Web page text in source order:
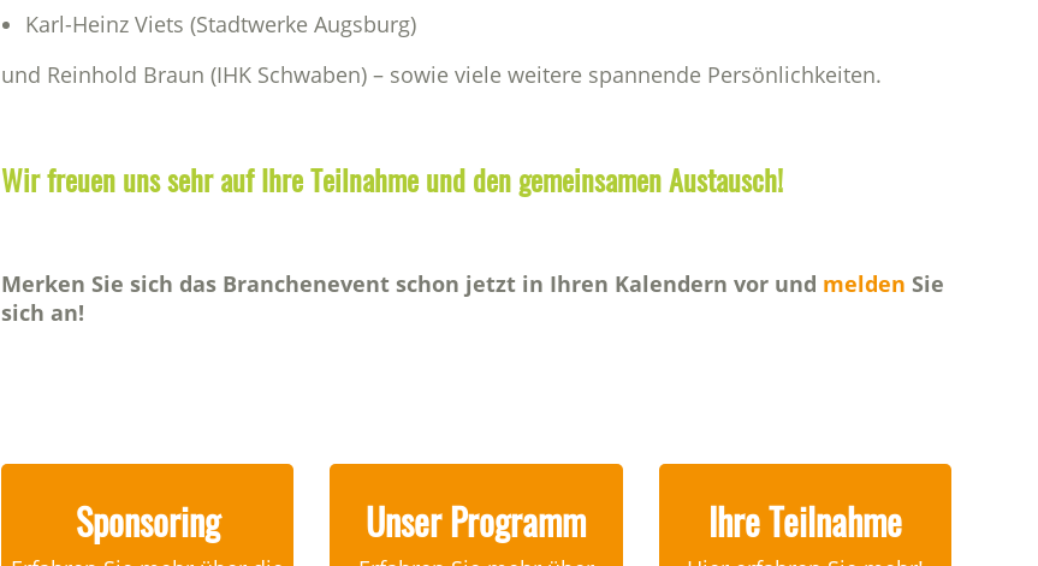
Karl-Heinz Viets (Stadtwerke Augsburg)
und Reinhold Braun (IHK Schwaben) – sowie viele weitere spannende Persönlichkeiten.
Wir freuen uns sehr auf Ihre Teilnahme und den gemeinsamen Austausch!
Merken Sie sich das Branchenevent schon jetzt in Ihren Kalendern vor und melden Sie
sich an!
Sponsoring Unser Programm Ihre Teilnahme